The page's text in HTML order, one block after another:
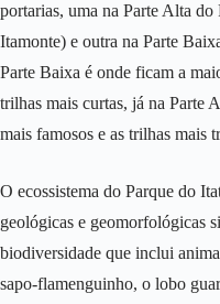
portarias, uma na Parte Alta
Itamonte) e outra na Parte
Parte Baixa é onde ficam a
trilhas mais curtas, já na Parte
mais famosos e as trilhas mais
O ecossistema do Parque do
geológicas e geomorfológicas
biodiversidade que inclui
sapo-flamenguinho, o lobo